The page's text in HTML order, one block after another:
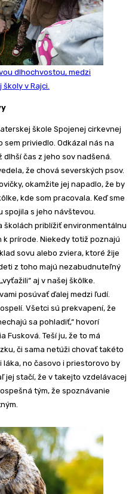
dlhochvostou, medzi
v Rajci.
škole Spojenej cirkevnej
sem priviedlo. Odkázal nás na
čas z jeho sov nadšená.
že chová severských psov.
okamžite jej napadlo, že by
kde som pracovala. Keď sme
spojila s jeho návštevou.
školách priblížiť environmentálnu
prírode. Niekedy totiž poznajú
sovu alebo zviera, ktoré žije
z toho majú nezabudnuteľný
aj v našej škôlke.
posúvať ďalej medzi ľudí.
Všetci sú prekvapení, že
sa pohladiť,“ hovorí
Fusková. Teší ju, že to má
či sama netúži chovať takéto
láka, no časovo i priestorovo by
jej stačí, že v takejto vzdelávacej
tým, že spoznávanie